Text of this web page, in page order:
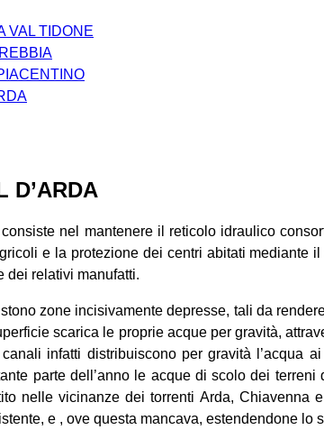
VAL TIDONE
D’ARDA
nel mantenere il reticolo idraulico
e la protezione dei centri abitati mediante
dei relativi manufatti.
zone incisivamente depresse, tali da
scarica le proprie acque per gravità,
infatti distribuiscono per gravità l’acqua
parte dell’anno le acque di scolo dei terreni
nelle vicinanze dei torrenti Arda, Chiavenna
e , ove questa mancava, estendendone lo